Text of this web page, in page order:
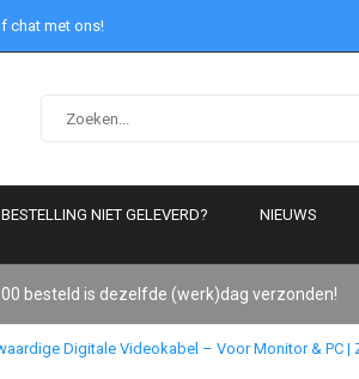
chat met ons!
BESTELLING NIET GELEVERD? NIEUWS
besteld is dezelfde (werk)dag verzonden!
Digitale Videokabel – Voor Monitor & PC |